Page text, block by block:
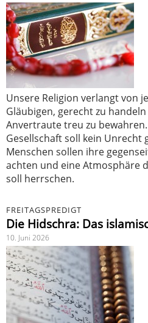
Unsere Religion verlangt von
Gläubigen, gerecht zu
Anvertraute treu zu
Gesellschaft soll kein Unrecht
Menschen sollen ihre
achten und eine Atmosphäre
soll herrschen.
FREITAGSPREDIGT
Die Hidschra: Das
10. Juni 2026